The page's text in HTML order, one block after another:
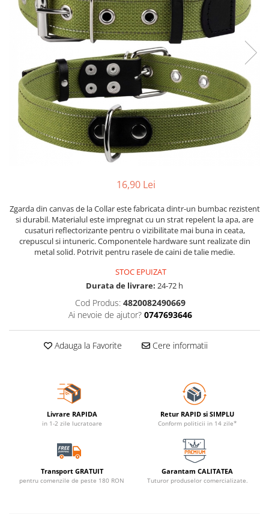
16,90 Lei
Zgarda din canvas de la Collar este fabricata dintr-un bumbac rezistent
si durabil. Materialul este impregnat cu un strat repelent la apa, are
cusaturi reflectorizante pentru o vizibilitate mai buna in ceata,
crepuscul si intuneric. Componentele hardware sunt realizate din
metal solid. Potrivit pentru rasele de caini de talie medie.
STOC EPUIZAT
Durata de livrare: 24-72 h
Cod Produs: 4820082490669
Ai nevoie de ajutor? 0747693646
Adauga la Favorite Cere informatii
Livrare RAPIDA
in 1-2 zile lucratoare
Retur RAPID si SIMPLU
Conform politicii in 14 zile*
Transport GRATUIT
pentru comenzile de peste 180 RON
Garantam CALITATEA
Tuturor produselor comercializate.